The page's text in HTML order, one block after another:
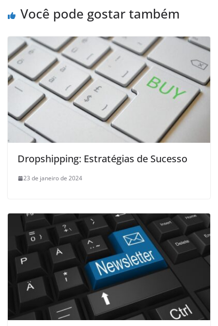
Você pode gostar também
Dropshipping: Estratégias de Sucesso
23 de janeiro de 2024